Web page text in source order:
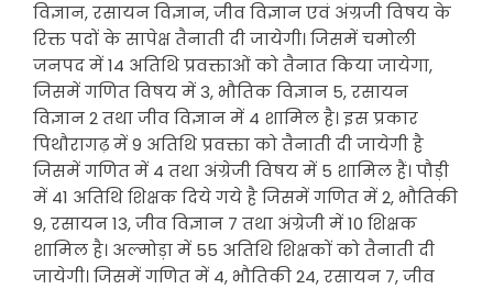
विज्ञान, रसायन विज्ञान, जीव विज्ञान एवं अंग्रजी विषय के
रिक्त पदों के सापेक्ष तैनाती दी जायेगी। जिसमें चमोली
जनपद में 14 अतिथि प्रवक्ताओं को तैनात किया जायेगा,
जिसमें गणित विषय में 3, भौतिक विज्ञान 5, रसायन
विज्ञान 2 तथा जीव विज्ञान में 4 शामिल है। इस प्रकार
पिथौरागढ़ में 9 अतिथि प्रवक्ता को तैनाती दी जायेगी है
जिसमें गणित में 4 तथा अंग्रेजी विषय में 5 शामिल हैं। पौड़ी
में 41 अतिथि शिक्षक दिये गये है जिसमें गणित में 2, भौतिकी
9, रसायन 13, जीव विज्ञान 7 तथा अंग्रेजी में 10 शिक्षक
शामिल है। अल्मोड़ा में 55 अतिथि शिक्षकों को तैनाती दी
जायेगी। जिसमें गणित में 4, भौतिकी 24, रसायन 7, जीव